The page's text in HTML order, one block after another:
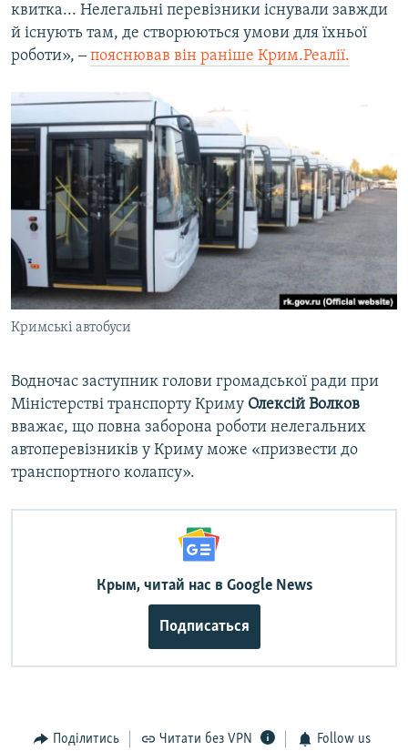
квитка... Нелегальні перевізники існували завжди
й існують там, де створюються умови для їхньої
роботи», ‒пояснював він раніше Крим.Реалії.
Кримські автобуси
Водночас заступник голови громадської ради при
Міністерстві транспорту Криму Олексій Волков
вважає, що повна заборона роботи нелегальних
автоперевізників у Криму може «призвести до
транспортного колапсу».
Крым, читай нас в Google News
Подписаться
Поділитись Читати без VPN Follow us